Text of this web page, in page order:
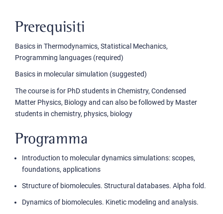
Prerequisiti
Basics in Thermodynamics, Statistical Mechanics,
Programming languages (required)
Basics in molecular simulation (suggested)
The course is for PhD students in Chemistry, Condensed
Matter Physics, Biology and can also be followed by Master
students in chemistry, physics, biology
Programma
Introduction to molecular dynamics simulations: scopes,
foundations, applications
Structure of biomolecules. Structural databases. Alpha fold.
Dynamics of biomolecules. Kinetic modeling and analysis.